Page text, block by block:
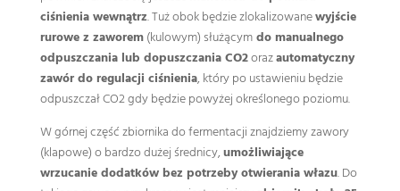
ciśnienia wewnątrz. Tuż obok będzie zlokalizowanewyjście
rurowe z zaworem(kulowym) służącymdo manualnego
odpuszczania lub dopuszczania CO2orazautomatyczny
zawór do regulacji ciśnienia, który po ustawieniu będzie
odpuszczał CO2 gdy będzie powyżej określonego poziomu.
W górnej część zbiornika do fermentacji znajdziemy zawory
(klapowe) o bardzo dużej średnicy,umożliwiające
wrzucanie dodatków bez potrzeby otwierania włazu. Do